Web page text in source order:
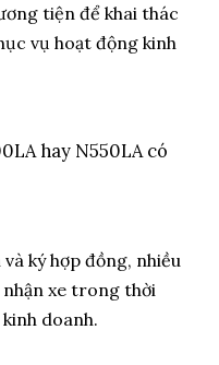
tiện để khai thác
vụ hoạt động kinh
hay N550LA có
ký hợp đồng, nhiều
xe trong thời
doanh.